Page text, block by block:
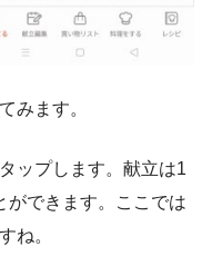
みます。
ップします。献立は1
ができます。ここでは
ね。